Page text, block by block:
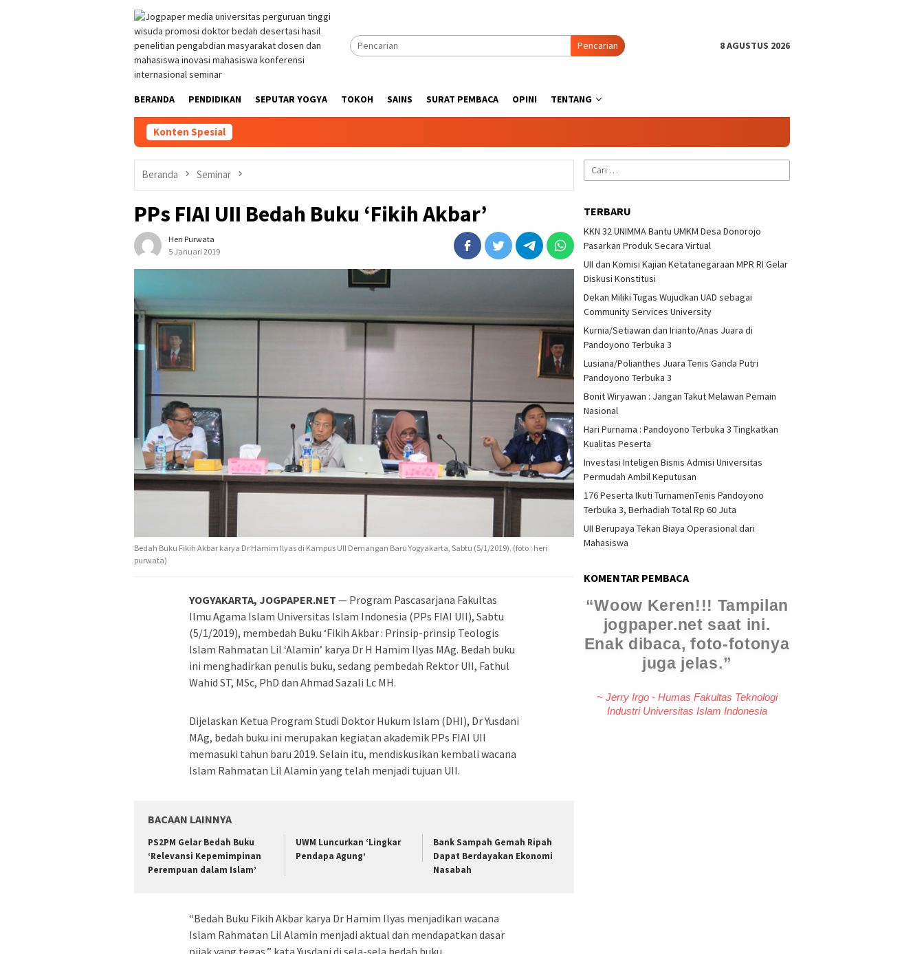
Pencarian
8 AGUSTUS 2026
BERANDA PENDIDIKAN SEPUTAR YOGYA TOKOH SAINS SURAT PEMBACA OPINI TENTANG
Konten Spesial
Beranda Seminar
PPs FIAI UII Bedah Buku ‘Fikih Akbar’
Heri Purwata
5 Januari 2019
Bedah Buku Fikih Akbar karya Dr Hamim Ilyas di Kampus UII Demangan Baru Yogyakarta, Sabtu (5/1/2019). (foto : heri
purwata)
YOGYAKARTA, JOGPAPER.NET — Program Pascasarjana Fakultas
Ilmu Agama Islam Universitas Islam Indonesia (PPs FIAI UII), Sabtu
(5/1/2019), membedah Buku ‘Fikih Akbar : Prinsip-prinsip Teologis
Islam Rahmatan Lil ‘Alamin’ karya Dr H Hamim Ilyas MAg. Bedah buku
ini menghadirkan penulis buku, sedang pembedah Rektor UII, Fathul
Wahid ST, MSc, PhD dan Ahmad Sazali Lc MH.
Dijelaskan Ketua Program Studi Doktor Hukum Islam (DHI), Dr Yusdani
MAg, bedah buku ini merupakan kegiatan akademik PPs FIAI UII
memasuki tahun baru 2019. Selain itu, mendiskusikan kembali wacana
Islam Rahmatan Lil Alamin yang telah menjadi tujuan UII.
BACAAN LAINNYA
PS2PM Gelar Bedah Buku
‘Relevansi Kepemimpinan
Perempuan dalam Islam’
UWM Luncurkan ‘Lingkar
Pendapa Agung’
Bank Sampah Gemah Ripah
Dapat Berdayakan Ekonomi
Nasabah
“Bedah Buku Fikih Akbar karya Dr Hamim Ilyas menjadikan wacana
Islam Rahmatan Lil Alamin menjadi aktual dan mendapatkan dasar
Cari
untuk:
TERBARU
KKN 32 UNIMMA Bantu UMKM Desa Donorojo
Pasarkan Produk Secara Virtual
UII dan Komisi Kajian Ketatanegaraan MPR RI Gelar
Diskusi Konstitusi
Dekan Miliki Tugas Wujudkan UAD sebagai
Community Services University
Kurnia/Setiawan dan Irianto/Anas Juara di
Pandoyono Terbuka 3
Lusiana/Polianthes Juara Tenis Ganda Putri
Pandoyono Terbuka 3
Bonit Wiryawan : Jangan Takut Melawan Pemain
Nasional
Hari Purnama : Pandoyono Terbuka 3 Tingkatkan
Kualitas Peserta
Investasi Inteligen Bisnis Admisi Universitas
Permudah Ambil Keputusan
176 Peserta Ikuti TurnamenTenis Pandoyono
Terbuka 3, Berhadiah Total Rp 60 Juta
UII Berupaya Tekan Biaya Operasional dari
Mahasiswa
KOMENTAR PEMBACA
Tampilan jogpaper.net
Cakep, Bersahaja dan
lebih menarik.
Ngurah Rai Denpasar, Bali